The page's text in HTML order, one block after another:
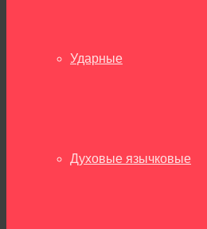
Ударные
Духовые язычковые